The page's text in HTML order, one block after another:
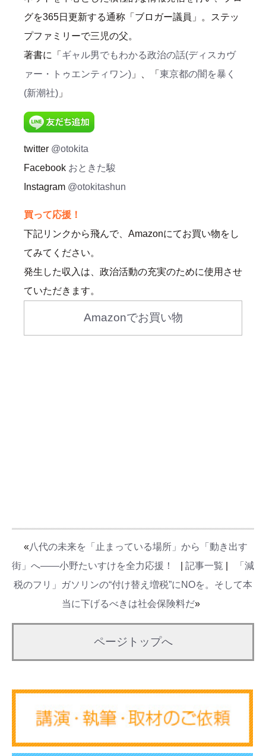
グを365日更新する通称「ブロガー議員」。ステッ
プファミリーで三児の父。
著書に「 ギャル男でもわかる政治の話(ディスカヴ
ァー・トゥエンティワン) 」、「 東京都の闇を暴く
(新潮社) 」
twitter @otokita
Facebook おときた駿
Instagram @otokitashun
買って応援！
下記リンクから飛んで、Amazonにてお買い物をし
てみてください。
発生した収入は、政治活動の充実のために使用させ
ていただきます。
Amazonでお買い物
« 八代の未来を「止まっている場所」から「動き出す
街」へ——小野たいすけを全力応援！
記事一覧
「減
税のフリ」ガソリンの“付け替え増税”にNOを。そして本
当に下げるべきは社会保険料だ»
ページトップへ